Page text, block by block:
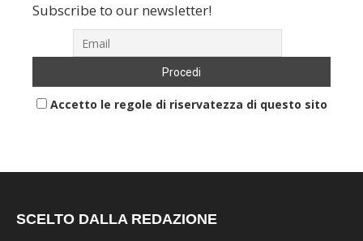
Subscribe to our newsletter!
Accetto le regole di riservatezza di questo sito
SCELTO DALLA REDAZIONE